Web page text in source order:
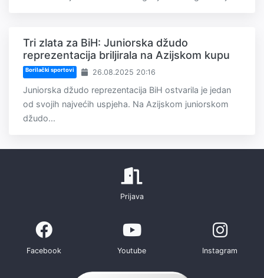
Tri zlata za BiH: Juniorska džudo
reprezentacija briljirala na Azijskom kupu
Borilački sportovi 26.08.2025 20:16
Juniorska džudo reprezentacija BiH ostvarila je jedan
od svojih najvećih uspjeha. Na Azijskom juniorskom
džudo...
Prijava
Facebook Youtube Instagram